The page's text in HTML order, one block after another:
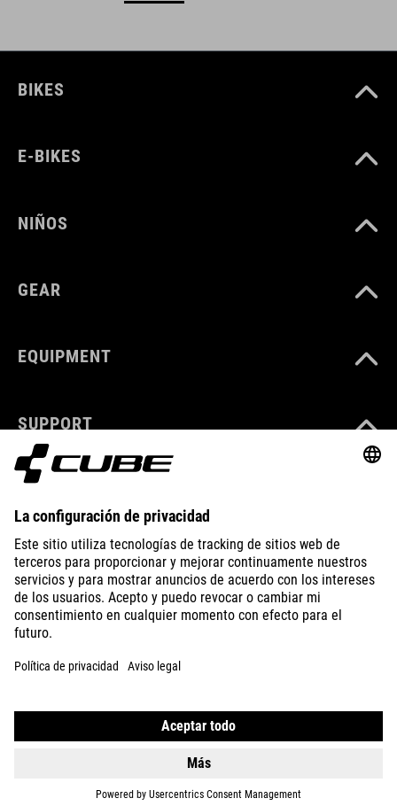
BIKES
E-BIKES
NIÑOS
GEAR
EQUIPMENT
SUPPORT
ABOUT US
EXPLORE